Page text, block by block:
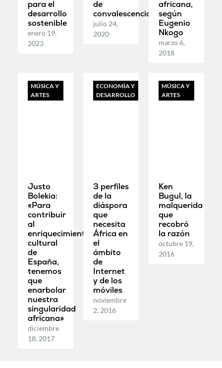
para el
desarrollo
sostenible
enero 19,
2023
de
convalescencias
julio 24,
2020
africana,
según
Eugenio
Nkogo
marzo 6,
2018
MÚSICA Y
ARTES
Justo
Bolekia:
«Para
contribuir
al
enriquecimiento
cultural
de
España,
tenemos
que
enarbolar
nuestra
singularidad
africana»
diciembre
18, 2017
ECONOMÍA Y
DESARROLLO
3 perfiles
de la
diáspora
que
necesita
África en
el
ámbito
de
Internet
y de los
móviles
noviembre
2, 2016
MÚSICA Y
ARTES
Ken
Bugul, la
malquerida
que
recobró
la razón
octubre 19,
2016